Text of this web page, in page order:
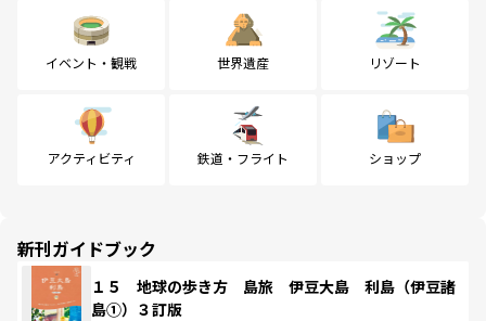
イベント・観戦 世界遺産 リゾート
アクティビティ 鉄道・フライト ショップ
新刊ガイドブック
１５ 地球の歩き方 島旅 伊豆大島 利島（伊豆諸
島①）３訂版